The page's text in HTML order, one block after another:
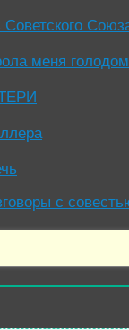
меня
с